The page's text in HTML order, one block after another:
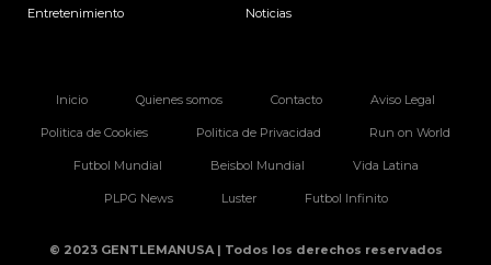
Entretenimiento Noticias
Inicio Quienes somos Contacto Aviso Legal
Politica de Cookies Politica de Privacidad Run on World
Futbol Mundial Beisbol Mundial Vida Latina
PLPG News Luster Futbol Infinito
© 2023 GENTLEMANUSA | Todos los derechos reservados